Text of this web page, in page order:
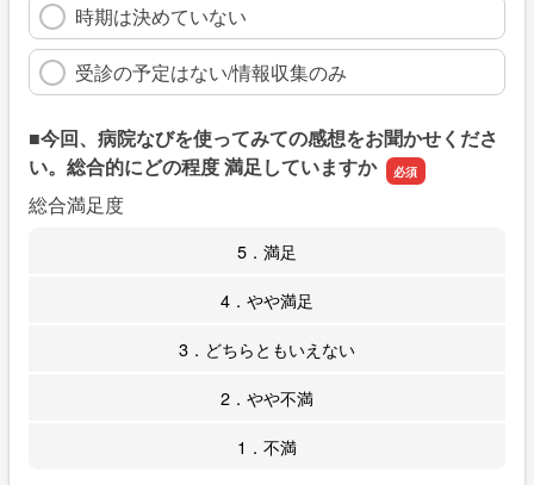
時期は決めていない
受診の予定はない/情報収集のみ
■今回、病院なびを使ってみての感想をお聞かせくださ
い。総合的にどの程度 満足していますか
総合満足度
5．満足
4．やや満足
3．どちらともいえない
2．やや不満
1．不満